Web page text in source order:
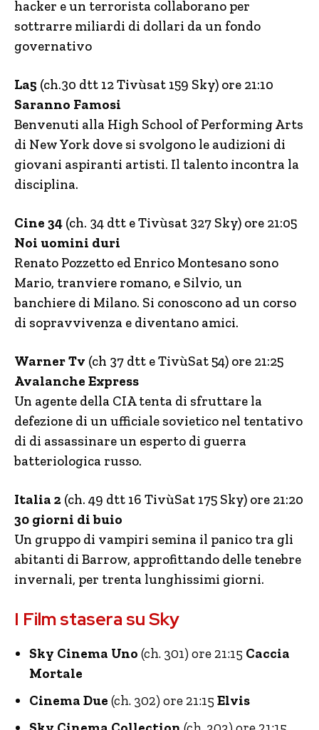
hacker e un terrorista collaborano per
sottrarre miliardi di dollari da un fondo
governativo
La5 (ch.30 dtt 12 Tivùsat 159 Sky) ore 21:10
Saranno Famosi
Benvenuti alla High School of Performing Arts
di New York dove si svolgono le audizioni di
giovani aspiranti artisti. Il talento incontra la
disciplina.
Cine 34 (ch. 34 dtt e Tivùsat 327 Sky) ore 21:05
Noi uomini duri
Renato Pozzetto ed Enrico Montesano sono
Mario, tranviere romano, e Silvio, un
banchiere di Milano. Si conoscono ad un corso
di sopravvivenza e diventano amici.
Warner Tv (ch 37 dtt e TivùSat 54) ore 21:25
Avalanche Express
Un agente della CIA tenta di sfruttare la
defezione di un ufficiale sovietico nel tentativo
di di assassinare un esperto di guerra
batteriologica russo.
Italia 2 (ch. 49 dtt 16 TivùSat 175 Sky) ore 21:20
30 giorni di buio
Un gruppo di vampiri semina il panico tra gli
abitanti di Barrow, approfittando delle tenebre
invernali, per trenta lunghissimi giorni.
I Film stasera su Sky
Sky Cinema Uno (ch. 301) ore 21:15 Caccia
Mortale
Cinema Due (ch. 302) ore 21:15 Elvis